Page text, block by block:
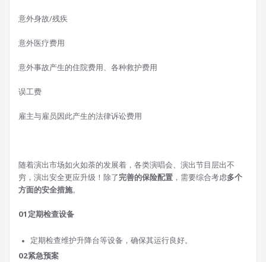
意外身故/残疾
意外医疗费用
意外事故产生的住院费用、各种救护费用
误工费
雇主与雇员因此产生的法律诉讼费用
随着演出市场如火如荼的发展着，各类演唱会、演出节目层出不
穷，演出安全更应升级！除了完善的保险配置 ，需要综合考虑多个
方面的安全措施。
01 定期检查设备
定期检查维护升降台等设备，确保其运行良好。
02紧急预案